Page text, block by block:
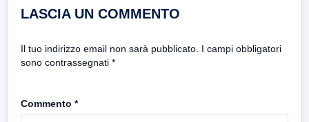
LASCIA UN COMMENTO
Il tuo indirizzo email non sarà pubblicato. I campi obbligatori
sono contrassegnati *
Commento *